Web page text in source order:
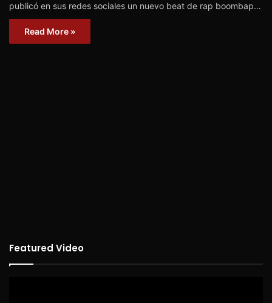
publicó en sus redes sociales un nuevo beat de rap boombap…
Read More »
Featured Video